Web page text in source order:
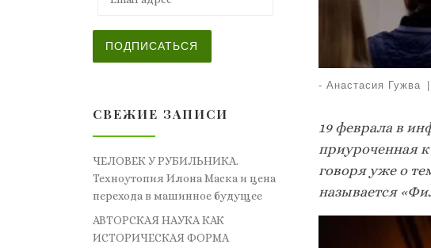
- Анастасия Гужва
19 феврала в
приуроченная
говоря уже о
называется
ПОДПИСАТЬСЯ
СВЕЖИЕ ЗАПИСИ
ЧЕЛОВЕК У РУБИЛЬНИКА.
Техноутопия Илона Маска и цена
перехода в машинное будущее
АВТОРСКАЯ НАУКА КАК
ИСТОРИЧЕСКАЯ ФОРМА